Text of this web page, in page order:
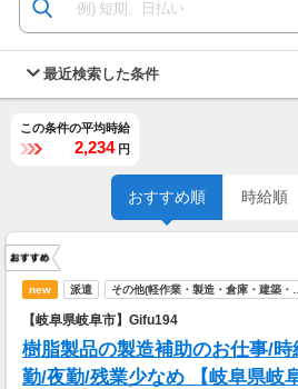
最近検索した条件
この条件の平均時給
2,234 円
おすすめ順 時給順
new 派遣 その他(軽作業・製造・倉庫・建築・…
【岐阜県岐阜市】Gifu194
樹脂製品の製造補助のお仕事/時
勤/夜勤/残業少なめ 【岐阜県岐